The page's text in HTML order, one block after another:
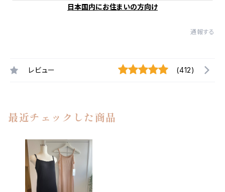
日本国内にお住まいの方向け
通報する
レビュー (412)
最近チェックした商品